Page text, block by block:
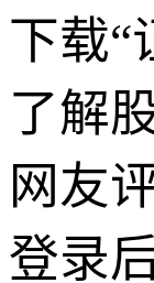
下载“
了解
网友
登录